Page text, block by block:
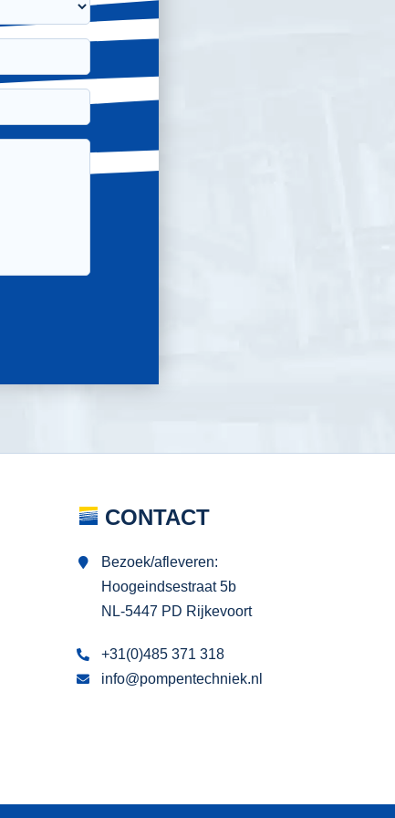
CONTACT
Bezoek/afleveren:
Hoogeindsestraat 5b
NL-5447 PD Rijkevoort
+31(0)485 371 318
info@pompentechniek.nl